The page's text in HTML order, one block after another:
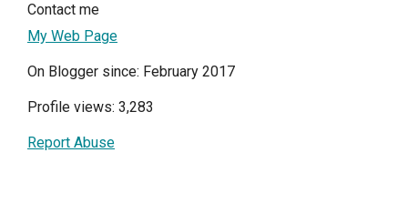
Contact me
My Web Page
On Blogger since: February 2017
Profile views: 3,283
Report Abuse